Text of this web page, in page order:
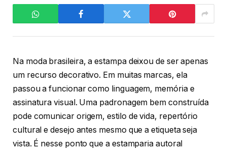
Na moda brasileira, a estampa deixou de ser apenas
um recurso decorativo. Em muitas marcas, ela
passou a funcionar como linguagem, memória e
assinatura visual. Uma padronagem bem construída
pode comunicar origem, estilo de vida, repertório
cultural e desejo antes mesmo que a etiqueta seja
vista. É nesse ponto que a estamparia autoral